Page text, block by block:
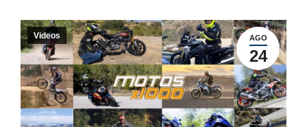
AGO
24
Videos